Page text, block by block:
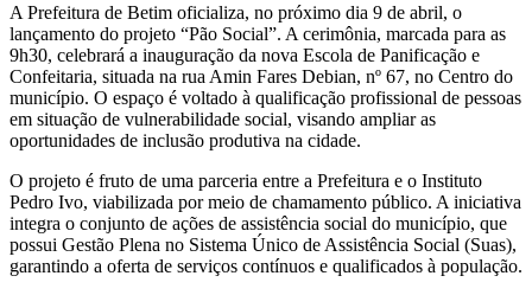
A Prefeitura de Betim oficializa, no próximo dia 9 de abril, o
lançamento do projeto “Pão Social”. A cerimônia, marcada para as
9h30, celebrará a inauguração da nova Escola de Panificação e
Confeitaria, situada na rua Amin Fares Debian, nº 67, no Centro do
município. O espaço é voltado à qualificação profissional de pessoas
em situação de vulnerabilidade social, visando ampliar as
oportunidades de inclusão produtiva na cidade.
O projeto é fruto de uma parceria entre a Prefeitura e o Instituto
Pedro Ivo, viabilizada por meio de chamamento público. A iniciativa
integra o conjunto de ações de assistência social do município, que
possui Gestão Plena no Sistema Único de Assistência Social (Suas),
garantindo a oferta de serviços contínuos e qualificados à população.